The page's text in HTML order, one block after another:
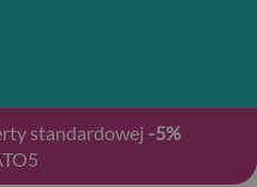
standardowej -5%